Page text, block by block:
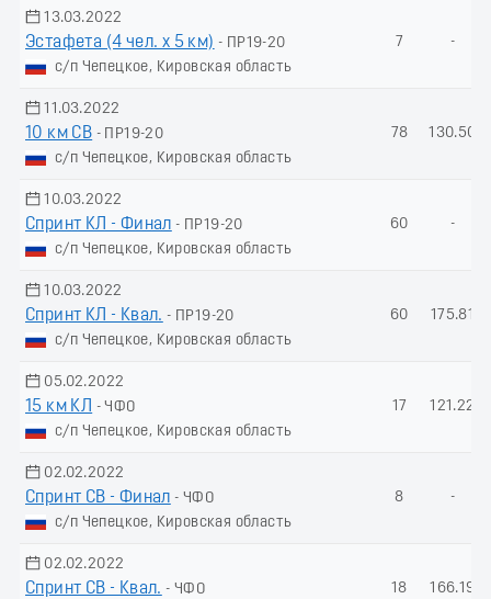
13.03.2022
Эстафета (4 чел. х 5 км) - ПР19-20
с/п Чепецкое, Кировская область
7 -
11.03.2022
10 км СВ - ПР19-20
с/п Чепецкое, Кировская область
78 130.50
10.03.2022
Спринт КЛ - Финал - ПР19-20
с/п Чепецкое, Кировская область
60 -
10.03.2022
Спринт КЛ - Квал. - ПР19-20
с/п Чепецкое, Кировская область
60 175.81
05.02.2022
15 км КЛ
- ЧФО
с/п Чепецкое, Кировская область
17 121.22
02.02.2022
Спринт СВ - Финал - ЧФО
с/п Чепецкое, Кировская область
8 -
02.02.2022
Спринт СВ - Квал. - ЧФО
18 166.19